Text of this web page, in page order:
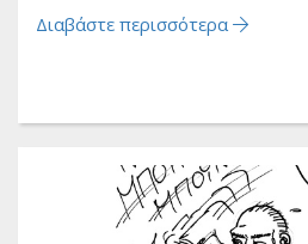
Διαβάστε περισσότερα